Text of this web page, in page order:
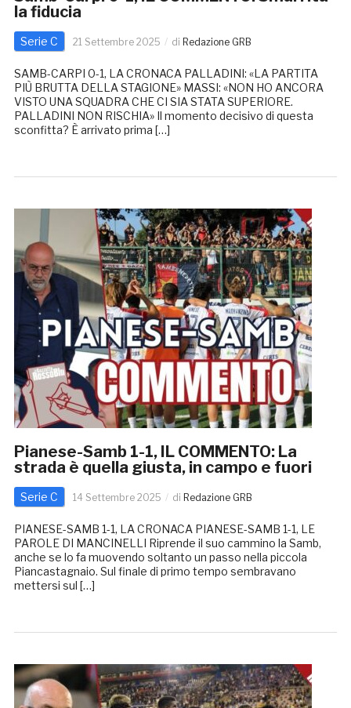
la fiducia
Serie C 21 Settembre 2025 di Redazione GRB
SAMB-CARPI 0-1, LA CRONACA PALLADINI: «LA PARTITA
PIÙ BRUTTA DELLA STAGIONE» MASSI: «NON HO ANCORA
VISTO UNA SQUADRA CHE CI SIA STATA SUPERIORE.
PALLADINI NON RISCHIA» Il momento decisivo di questa
sconfitta? È arrivato prima […]
Pianese-Samb 1-1, IL COMMENTO: La
strada è quella giusta, in campo e fuori
Serie C 14 Settembre 2025 di Redazione GRB
PIANESE-SAMB 1-1, LA CRONACA PIANESE-SAMB 1-1, LE
PAROLE DI MANCINELLI Riprende il suo cammino la Samb,
anche se lo fa muovendo soltanto un passo nella piccola
Piancastagnaio. Sul finale di primo tempo sembravano
mettersi sul […]